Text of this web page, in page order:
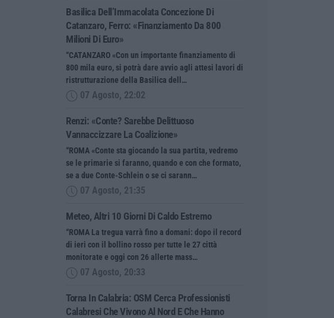
Basilica Dell’Immacolata Concezione Di
Catanzaro, Ferro: «finanziamento Da 800
Milioni Di Euro»
“CATANZARO «Con un importante finanziamento di
800 mila euro, si potrà dare avvio agli attesi lavori di
ristrutturazione della Basilica dell…
07 Agosto, 22:02
Renzi: «Conte? Sarebbe Delittuoso
Vannaccizzare La Coalizione»
“ROMA «Conte sta giocando la sua partita, vedremo
se le primarie si faranno, quando e con che formato,
se a due Conte-Schlein o se ci sarann…
07 Agosto, 21:35
Meteo, Altri 10 Giorni Di Caldo Estremo
“ROMA La tregua varrà fino a domani: dopo il record
di ieri con il bollino rosso per tutte le 27 città
monitorate e oggi con 26 allerte mass…
07 Agosto, 20:33
Torna In Calabria: OSM Cerca Professionisti
Calabresi Che Vivono Al Nord E Che Hanno